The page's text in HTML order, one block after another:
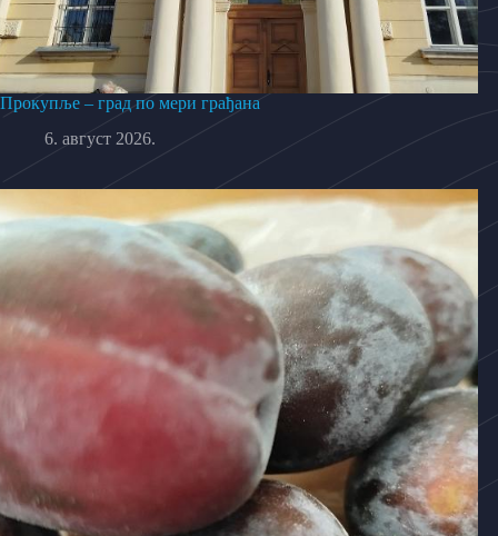
Прокупље – град по мери грађана
6. август 2026.